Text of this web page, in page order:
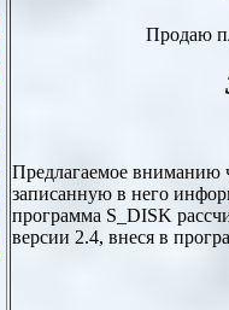
Продаю
Предлагаемое вниманию
записанную в него
программа S _DISK
версии 2.4, внеся в